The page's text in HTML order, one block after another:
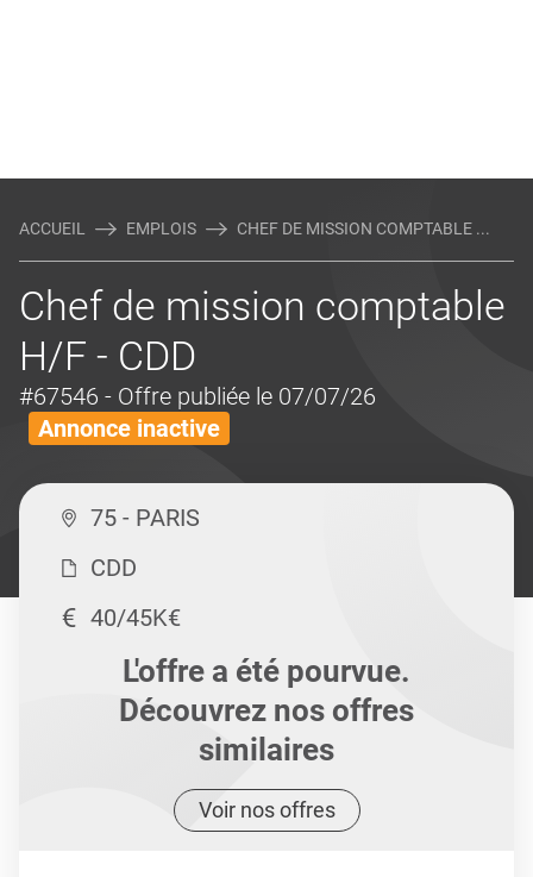
ACCUEIL EMPLOIS CHEF DE MISSION COMPTABLE ...
Chef de mission comptable
H/F - CDD
#67546 - Offre publiée le 07/07/26
Annonce inactive
75 - PARIS
CDD
40/45K€
L'offre a été pourvue.
Découvrez nos offres
similaires
Voir nos offres